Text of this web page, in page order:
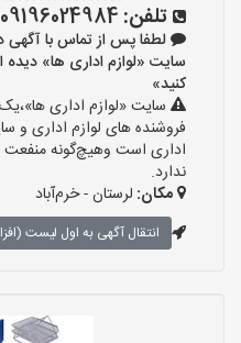
تلفن: 09196024984
لطفا پس از تماس با آگهی
کنید»
سایت «لوازم اداری
فروشنده های لوازم اداری و
اداری است وهیچ‌گونه منفعت
ندارد.
مکان: لرستان - خرم‌آباد
انتقال آگهی به اول لیست